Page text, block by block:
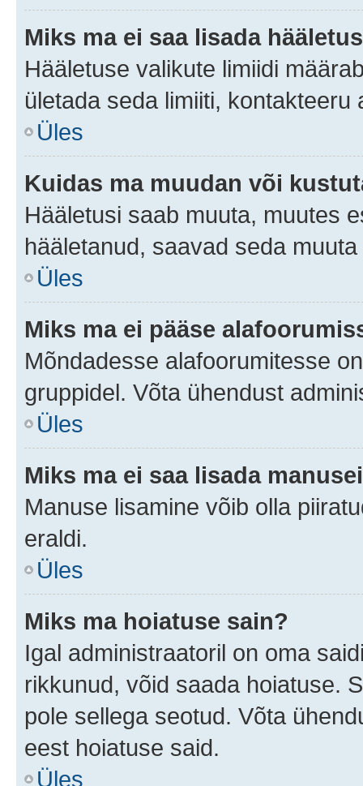
Miks ma ei saa lisada
Hääletuse valikute limiidi
ületada seda limiiti, kontakteeru
Üles
Kuidas ma muudan või
Hääletusi saab muuta, muutes
hääletanud, saavad seda
Üles
Miks ma ei pääse
Mõndadesse alafoorumitesse
gruppidel. Võta ühendust
Üles
Miks ma ei saa lisada
Manuse lisamine võib olla
eraldi.
Üles
Miks ma hoiatuse sain?
Igal administraatoril on oma
rikkunud, võid saada hoiatuse.
pole sellega seotud. Võta
eest hoiatuse said.
Üles